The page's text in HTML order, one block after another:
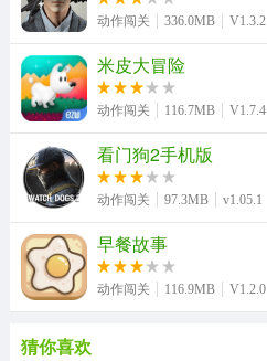
动作闯关 336.0MB V1.3.2
米皮大冒险
动作闯关 116.7MB V1.7.4
看门狗2手机版
动作闯关 97.3MB v1.05.1
早餐故事
动作闯关 116.9MB V1.2.0
猜你喜欢